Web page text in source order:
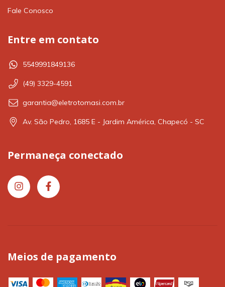
Fale Conosco
Entre em contato
5549991849136
(49) 3329-4591
garantia@eletrotomasi.com.br
Av. São Pedro, 1685 E - Jardim América, Chapecó - SC
Permaneça conectado
Meios de pagamento